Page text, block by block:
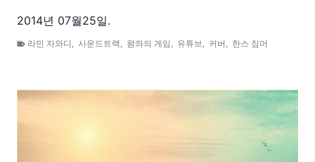
2014년 07월25일.
라민 자와디 사운드트랙 왕좌의 게임 유튜브 커버 한스 짐머